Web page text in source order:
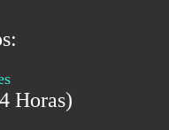
Horas)